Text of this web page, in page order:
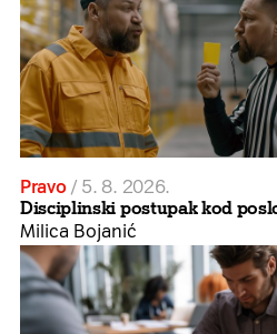
Pravo / 5. 8. 2026.
Disciplinski postupak kod
Milica Bojanić